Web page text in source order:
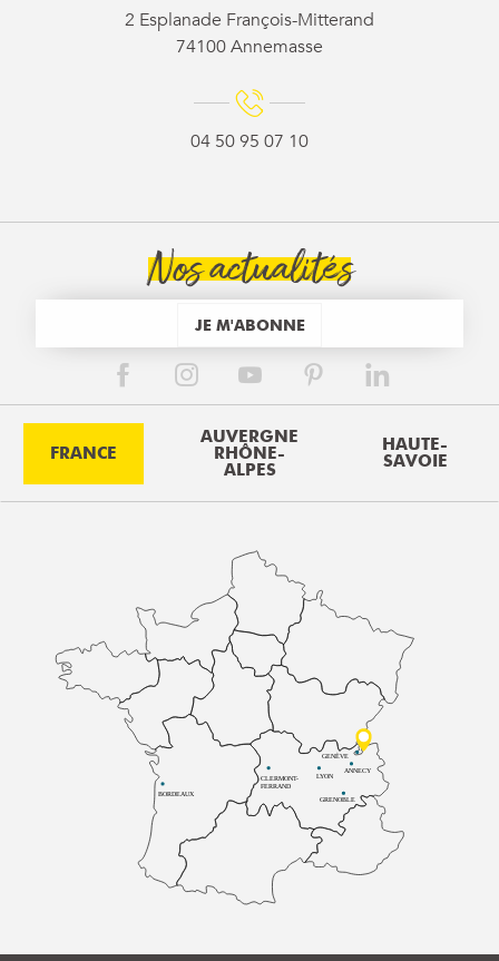
2 Esplanade François-Mitterand
74100 Annemasse
04 50 95 07 10
Nos actualités
JE M'ABONNE
FRANCE
AUVERGNE
RHÔNE-
ALPES
HAUTE-
SAVOIE
BORDEAUX
CLERMONT-
FERRAND
LYON
ANNECY
GRENOBLE
GENÈVE